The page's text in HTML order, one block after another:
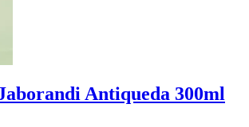
Antiqueda 300ml